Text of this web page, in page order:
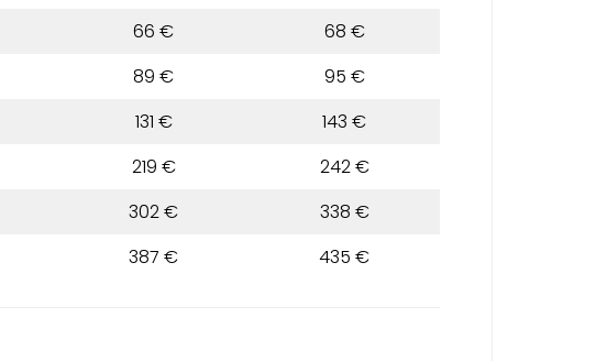
66 €
68 €
89 €
95 €
131 €
143 €
219 €
242 €
302 €
338 €
387 €
435 €